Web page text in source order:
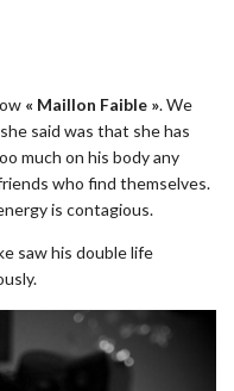
« Maillon Faible ». We
said was that she has
much on his body any
who find themselves.
is contagious.
saw his double life